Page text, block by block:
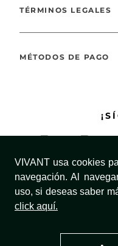
VIVANT usa cookies
navegación. Al
uso, si deseas saber
click aquí.
TÉRMINOS LEGALES
MÉTODOS DE PAGO